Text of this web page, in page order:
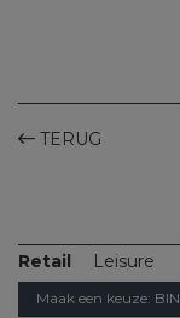
Retail Leisure
Maak een keuze:
TERUG